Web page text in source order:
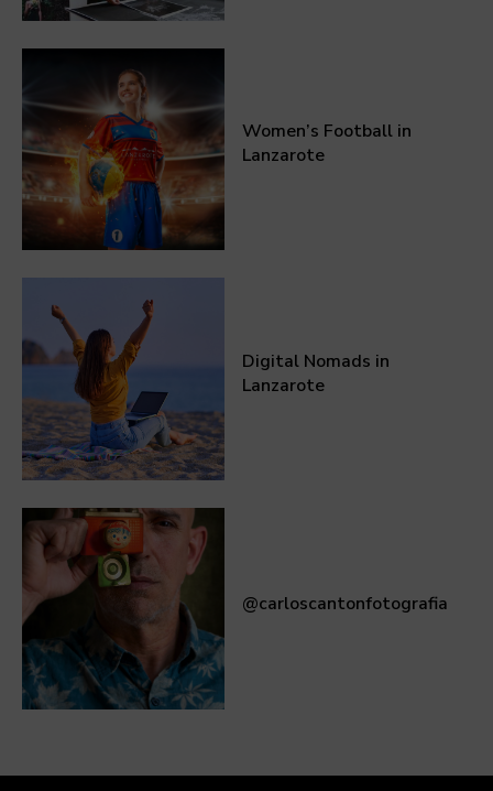
Women’s Football in
Lanzarote
Digital Nomads in
Lanzarote
@carloscantonfotografia